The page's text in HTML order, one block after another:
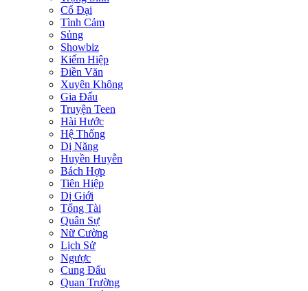
Cổ Đại
Tình Cảm
Sủng
Showbiz
Kiếm Hiệp
Điền Văn
Xuyên Không
Gia Đấu
Truyện Teen
Hài Hước
Hệ Thống
Dị Năng
Huyền Huyễn
Bách Hợp
Tiên Hiệp
Dị Giới
Tổng Tài
Quân Sự
Nữ Cường
Lịch Sử
Ngược
Cung Đấu
Quan Trường